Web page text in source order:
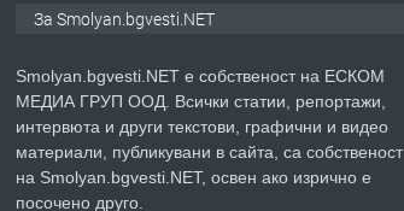
За Smolyan.bgvesti.NET
Smolyan.bgvesti.NET е собственост на ЕСКОМ
МЕДИА ГРУП ООД. Всички статии, репортажи,
интервюта и други текстови, графични и видео
материали, публикувани в сайта, са собственост
на Smolyan.bgvesti.NET, освен ако изрично е
посочено друго.